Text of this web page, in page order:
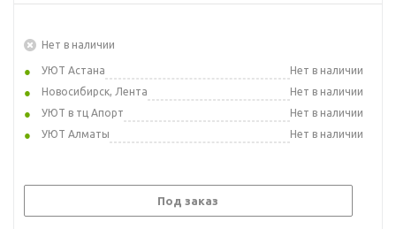
Нет в наличии
УЮТ Астана
Нет в наличии
Новосибирск, Лента
Нет в наличии
УЮТ в тц Апорт
Нет в наличии
УЮТ Алматы
Нет в наличии
Под заказ